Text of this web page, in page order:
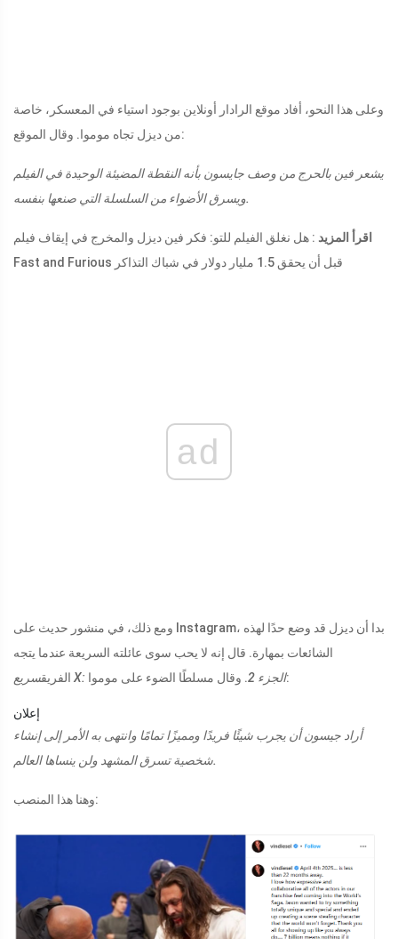
وعلى هذا النحو، أفاد موقع الرادار أونلاين بوجود استياء في المعسكر، خاصة
من ديزل تجاه موموا. وقال الموقع:
يشعر فين بالحرج من وصف جايسون بأنه النقطة المضيئة الوحيدة في الفيلم
ويسرق الأضواء من السلسلة التي صنعها بنفسه.
اقرأ المزيد : هل نغلق الفيلم للتو: فكر فين ديزل والمخرج في إيقاف فيلم
Fast and Furious قبل أن يحقق 1.5 مليار دولار في شباك التذاكر
ad
ومع ذلك، في منشور حديث على Instagram، بدا أن ديزل قد وضع حدًا لهذه
الشائعات بمهارة. قال إنه لا يحب سوى عائلته السريعة عندما يتجه
الفريق
سريع X: الجزء 2. وقال مسلطًا الضوء على موموا:
إعلان
أراد جيسون أن يجرب شيئًا فريدًا ومميزًا تمامًا وانتهى به الأمر إلى إنشاء
شخصية تسرق المشهد ولن ينساها العالم.
وهنا هذا المنصب: